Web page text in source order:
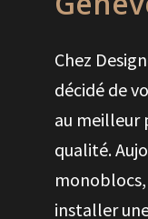
Chez
décidé de
au meilleur
qualité.
installer